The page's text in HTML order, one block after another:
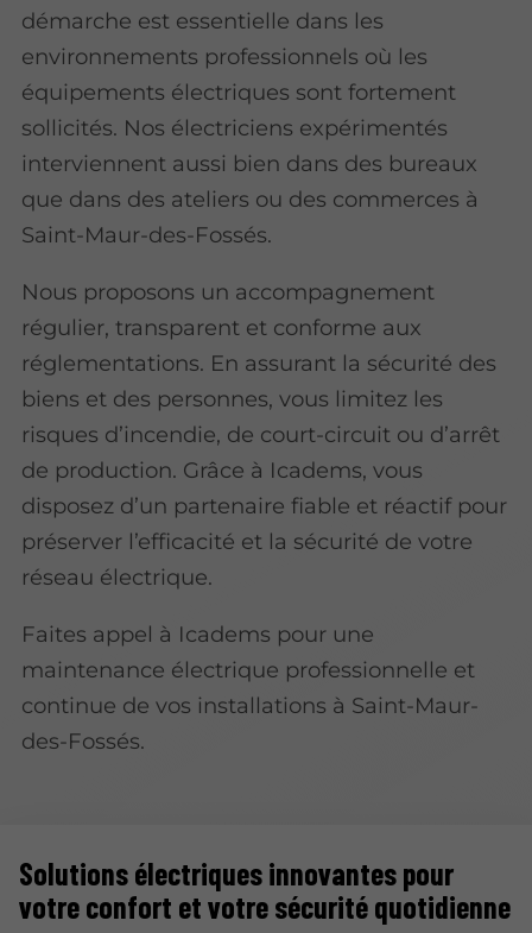
démarche est essentielle dans les
environnements professionnels où les
équipements électriques sont fortement
sollicités. Nos électriciens expérimentés
interviennent aussi bien dans des bureaux
que dans des ateliers ou des commerces à
Saint-Maur-des-Fossés.
Nous proposons un accompagnement
régulier, transparent et conforme aux
réglementations. En assurant la sécurité des
biens et des personnes, vous limitez les
risques d’incendie, de court-circuit ou d’arrêt
de production. Grâce à Icadems, vous
disposez d’un partenaire fiable et réactif pour
préserver l’efficacité et la sécurité de votre
réseau électrique.
Faites appel à Icadems pour une
maintenance électrique professionnelle et
continue de vos installations à Saint-Maur-
des-Fossés.
Solutions électriquesinnovantes pour
votre confort et votre sécurité quotidienne